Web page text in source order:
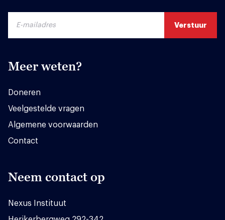
Meer weten?
Doneren
Veelgestelde vragen
Algemene voorwaarden
Contact
Neem contact op
Nexus Instituut